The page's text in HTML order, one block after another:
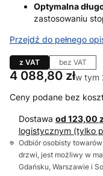
Optymalna
zastosowaniu
Przejdź do pełnego
z VAT bez VAT
Cena
4 088,80 złw tym
w tym
Ceny podane bez
Dostawa od 123,00
logistycznym (tylko
Odbiór osobisty
drzwi, jest możliwy w
Gdańsku, Warszawie i